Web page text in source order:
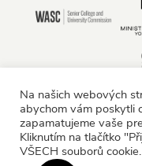
Na našich webových
abychom vám poskytli
zapamatujeme vaše
Kliknutím na tlačítko
VŠECH souborů cookie.
Stále tu jsi?